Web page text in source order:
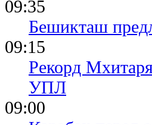
09:35
Бешикташ
09:15
Рекорд
УПЛ
09:00